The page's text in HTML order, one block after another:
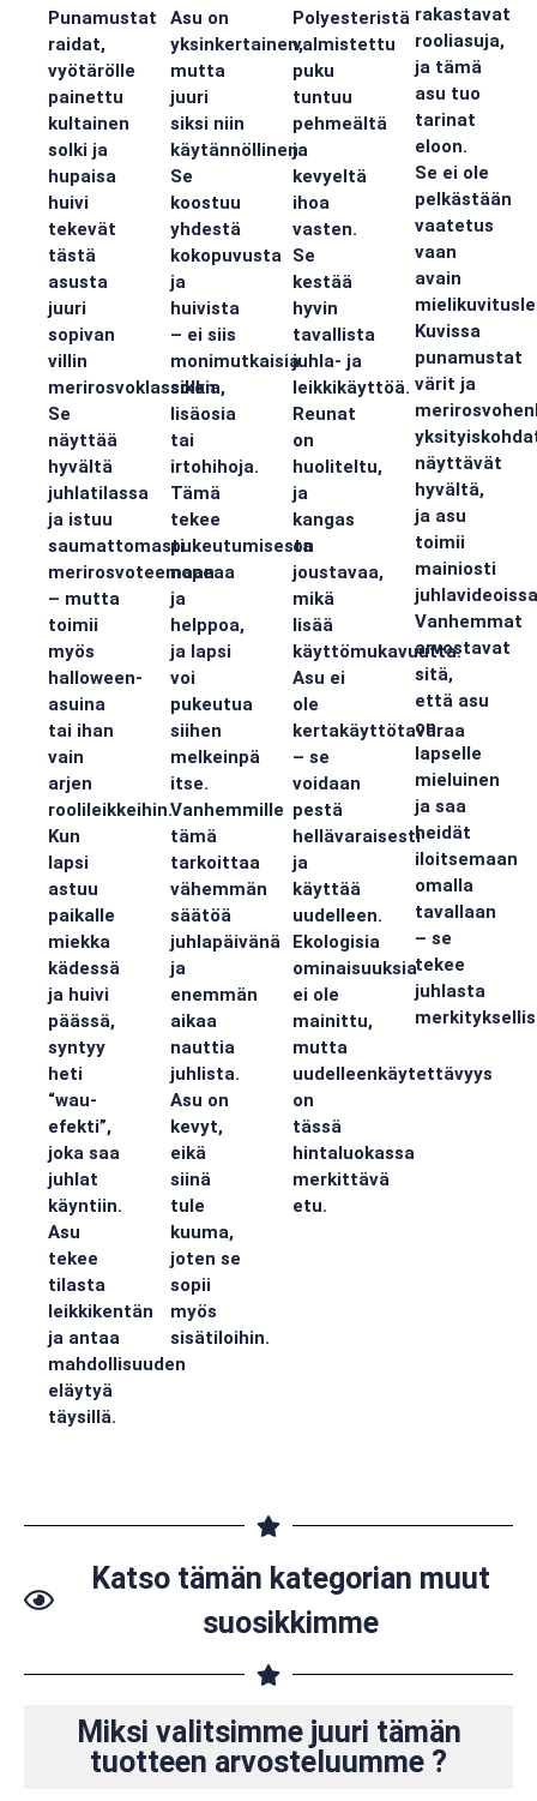
Punamustat
raidat,
vyötärölle
painettu
kultainen
solki ja
hupaisa
huivi
tekevät
tästä
asusta
juuri
sopivan
villin
merirosvoklassikon.
Se
näyttää
hyvältä
juhlatilassa
ja istuu
saumattomasti
merirosvoteemaan
– mutta
toimii
myös
halloween-
asuina
tai ihan
vain
arjen
roolileikkeihin.
Kun
lapsi
astuu
paikalle
miekka
kädessä
ja huivi
päässä,
syntyy
heti
“wau-
efekti”,
joka saa
juhlat
käyntiin.
Asu
tekee
tilasta
leikkikentän
ja antaa
mahdollisuuden
eläytyä
täysillä.
Asu on
yksinkertainen,
mutta
juuri
siksi niin
käytännöllinen.
Se
koostuu
yhdestä
kokopuvusta
ja
huivista
– ei siis
monimutkaisia
solkia,
lisäosia
tai
irtohihoja.
Tämä
tekee
pukeutumisesta
nopeaa
ja
helppoa,
ja lapsi
voi
pukeutua
siihen
melkeinpä
itse.
Vanhemmille
tämä
tarkoittaa
vähemmän
säätöä
juhlapäivänä
ja
enemmän
aikaa
nauttia
juhlista.
Asu on
kevyt,
eikä
siinä
tule
kuuma,
joten se
sopii
myös
sisätiloihin.
Polyesteristä
valmistettu
puku
tuntuu
pehmeältä
ja
kevyeltä
ihoa
vasten.
Se
kestää
hyvin
tavallista
juhla- ja
leikkikäyttöä.
Reunat
on
huoliteltu,
ja
kangas
on
joustavaa,
mikä
lisää
käyttömukavuutta.
Asu ei
ole
kertakäyttötavaraa
– se
voidaan
pestä
hellävaraisesti
ja
käyttää
uudelleen.
Ekologisia
ominaisuuksia
ei ole
mainittu,
mutta
uudelleenkäytettävyys
on
tässä
hintaluokassa
merkittävä
etu.
rakastavat
rooliasuja,
ja tämä
asu tuo
tarinat
eloon.
Se ei ole
pelkästään
vaatetus
vaan
avain
Kuvissa
punamustat
värit ja
näyttävät
hyvältä,
ja asu
toimii
mainiosti
Vanhemmat
arvostavat
sitä,
että asu
on
lapselle
mieluinen
ja saa
heidät
iloitsemaan
omalla
tavallaan
– se
tekee
juhlasta
Katso tämän kategorian muut
suosikkimme
Miksi valitsimme juuri tämän
tuotteen arvosteluumme ?